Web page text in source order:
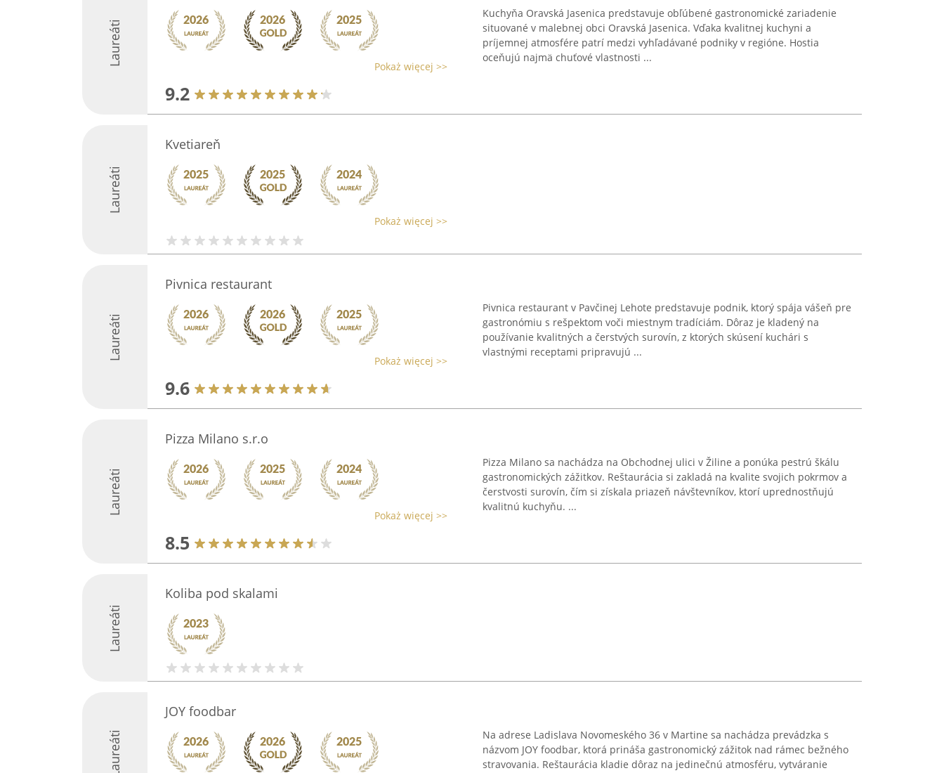
Laureáti Pokaż więcej >>
9.2
Kuchyňa Oravská Jasenica predstavuje obľúbené gastronomické zariadenie
situované v malebnej obci Oravská Jasenica. Vďaka kvalitnej kuchyni a
príjemnej atmosfére patrí medzi vyhľadávané podniky v regióne. Hostia
oceňujú najmä chuťové vlastnosti ...
Laureáti
Kvetiareň
Pokaż więcej >>
Laureáti
Pivnica restaurant
Pokaż więcej >>
9.6
Pivnica restaurant v Pavčinej Lehote predstavuje podnik, ktorý spája vášeň pre
gastronómiu s rešpektom voči miestnym tradíciám. Dôraz je kladený na
používanie kvalitných a čerstvých surovín, z ktorých skúsení kuchári s
vlastnými receptami pripravujú ...
Laureáti
Pizza Milano s.r.o
Pokaż więcej >>
8.5
Pizza Milano sa nachádza na Obchodnej ulici v Žiline a ponúka pestrú škálu
gastronomických zážitkov. Reštaurácia si zakladá na kvalite svojich pokrmov a
čerstvosti surovín, čím si získala priazeň návštevníkov, ktorí uprednostňujú
kvalitnú kuchyňu. ...
Laureáti
Koliba pod skalami
Laureáti
JOY foodbar
Na adrese Ladislava Novomeského 36 v Martine sa nachádza prevádzka s
názvom JOY foodbar, ktorá prináša gastronomický zážitok nad rámec bežného
stravovania. Reštaurácia kladie dôraz na jedinečnú atmosféru, vytváranie